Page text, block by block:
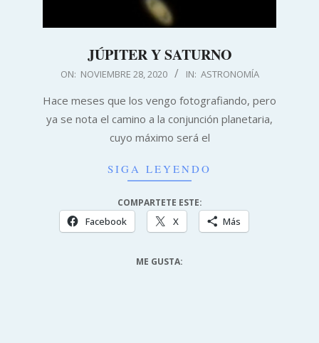
JÚPITER Y SATURNO
2020-
28
ON: NOVIEMBRE 28, 2020 IN: ASTRONOMÍA
Hace meses que los vengo fotografiando, pero
ya se nota el camino a la conjunción planetaria,
cuyo máximo será el
SIGA LEYENDO
COMPARTETE ESTE:
Facebook X Más
ME GUSTA: